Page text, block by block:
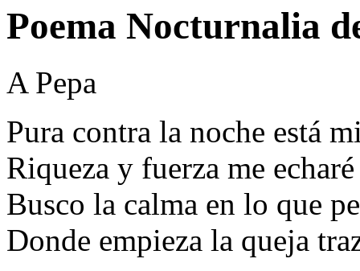
Poema Nocturnalia
A Pepa
Pura contra la noche está
Riqueza y fuerza me
Busco la calma en lo que
Donde empieza la queja